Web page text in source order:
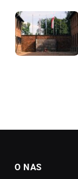
O NAS